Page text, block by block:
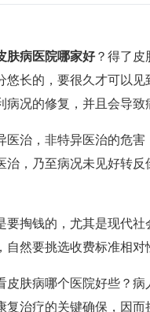
肤病医院哪家好？得了皮
悠长的，要很久才可以
病况的修复，并且会导致
，非特异医治的危害
治，乃至病况未见好转
钱的，尤其是现代社
自然要挑选收费标准相对
病哪个医院好些？病
复治疗的关键确保，因而